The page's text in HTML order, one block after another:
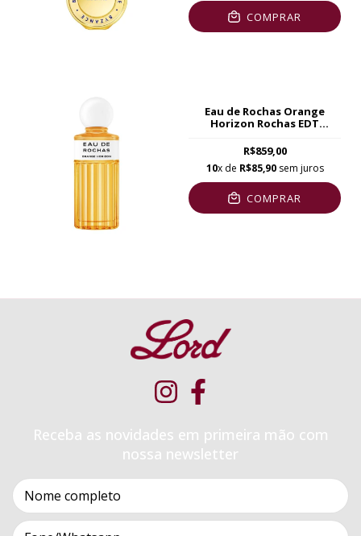
COMPRAR
Eau de Rochas Orange
Horizon Rochas EDT
R$859,00
10x de R$85,90sem juros
COMPRAR
Receba as novidades em primeira mão com
nossa newsletter